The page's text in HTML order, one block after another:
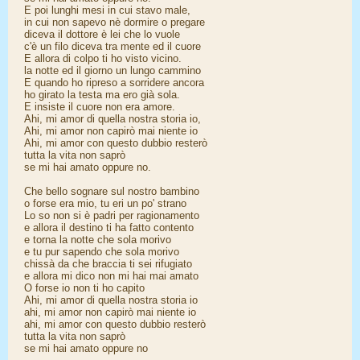
E poi lunghi mesi in cui stavo male,
in cui non sapevo nè dormire o pregare
diceva il dottore è lei che lo vuole
c'è un filo diceva tra mente ed il cuore
E allora di colpo ti ho visto vicino.
la notte ed il giorno un lungo cammino
E quando ho ripreso a sorridere ancora
ho girato la testa ma ero già sola.
E insiste il cuore non era amore.
Ahi, mi amor di quella nostra storia io,
Ahi, mi amor non capirò mai niente io
Ahi, mi amor con questo dubbio resterò
tutta la vita non saprò
se mi hai amato oppure no.
Che bello sognare sul nostro bambino
o forse era mio, tu eri un po' strano
Lo so non si è padri per ragionamento
e allora il destino ti ha fatto contento
e torna la notte che sola morivo
e tu pur sapendo che sola morivo
chissà da che braccia ti sei rifugiato
e allora mi dico non mi hai mai amato
O forse io non ti ho capito
Ahi, mi amor di quella nostra storia io
ahi, mi amor non capirò mai niente io
ahi, mi amor con questo dubbio resterò
tutta la vita non saprò
se mi hai amato oppure no